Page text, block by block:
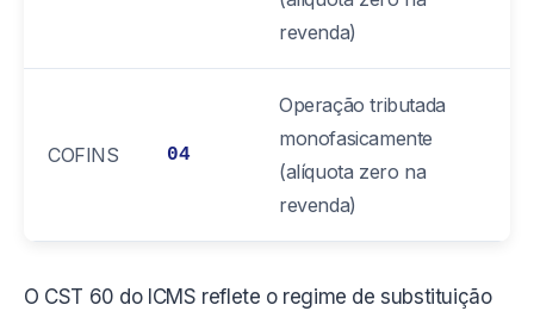
revenda)
COFINS 04
Operação tributada
monofasicamente
(alíquota zero na
revenda)
O CST 60 do ICMS reflete o regime de substituição